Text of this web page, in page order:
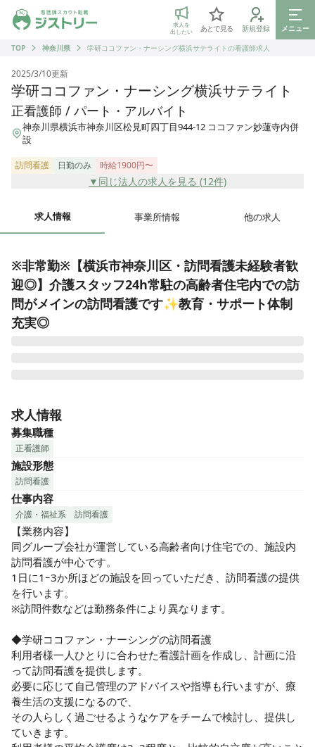
ジストリー 看護師の転職マッチング
求人を
出したい
あとで見る 新規登録
メニュー
TOP
神奈川県 学研ココファン・ナーシング横浜サテライトの看護師求人
2025/3/10更新
学研ココファン・ナーシング横浜サテライト
正看護師 / パート・アルバイト
神奈川県横浜市神奈川区松見町四丁目944-12 ココファン妙蓮寺内併
設
訪問看護 日勤のみ 時給1900円〜
▼同じ法人の求人を見る (12件)
求人情報 事業所情報 他の求人
※非常勤※【横浜市神奈川区・訪問看護未経験者歓
迎◎】介護スタッフ24h常駐の高齢者住宅内での訪
問がメインの訪問看護です✨教育・サポート体制
充実◎
テーションです。
訪問先のほとんどは、同グループが運営する、24時間介護ス
タッフ常駐の高齢者向け住宅(サ高住)です。
住宅に常駐している介護スタッフとも連携を取ることで、利
用者様に素早く
的確なサポートを行うことができ、安心して療養生活を送っ
ていただけます。
施設内での訪問看護が中心のため、移動時間が短く、利用者
様とのコミュニケーションを大切にでき、ケアの時間もしっ
かりと取れることが大きな特長です。
一軒一軒外を移動することが無いので、天候や季節に関係な
く、安心して訪問が可能です。
求人情報
募集職種
正看護師
施設形態
訪問看護
仕事内容
介護・福祉系 訪問看護
【業務内容】
同グループ会社が運営している高齢者向け住宅での、施設内
訪問看護が中心です。
1日に1ｰ3か所ほどの施設を回っていただき、訪問看護の提供
を行います。
※訪問件数などは勤務条件により異なります。
◆学研ココファン・ナーシングの訪問看護
利用者様一人ひとりに合わせた看護計画を作成し、計画に沿
って訪問看護を提供します。
必要に応じて自己管理のアドバイスや指導も行いますが、療
養生活の支援になるので、
その人らしく過ごせるようなケアをチームで検討し、提供し
ていきます。